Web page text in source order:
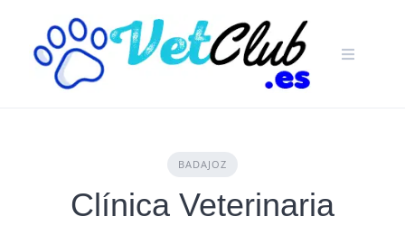
content
BADAJOZ
Clínica Veterinaria